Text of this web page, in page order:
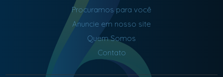
Procuramos para você
Anuncie em nosso site
Quem Somos
Contato